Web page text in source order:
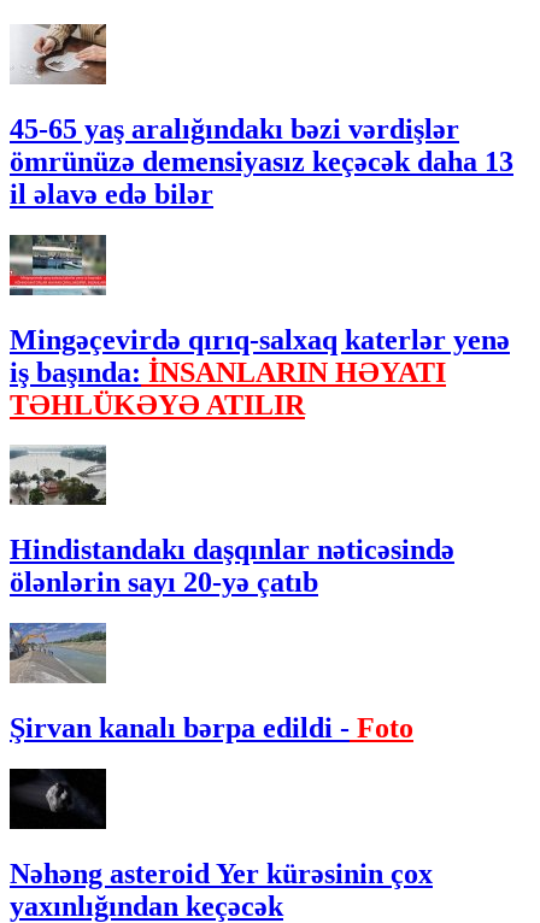
45-65 yaş aralığındakı bəzi vərdişlər
ömrünüzə demensiyasız keçəcək daha 13
il əlavə edə bilər
Mingəçevirdə qırıq-salxaq katerlər yenə
iş başında: İNSANLARIN HƏYATI
TƏHLÜKƏYƏ ATILIR
Hindistandakı daşqınlar nəticəsində
ölənlərin sayı 20-yə çatıb
Şirvan kanalı bərpa edildi - Foto
Nəhəng asteroid Yer kürəsinin çox
yaxınlığından keçəcək